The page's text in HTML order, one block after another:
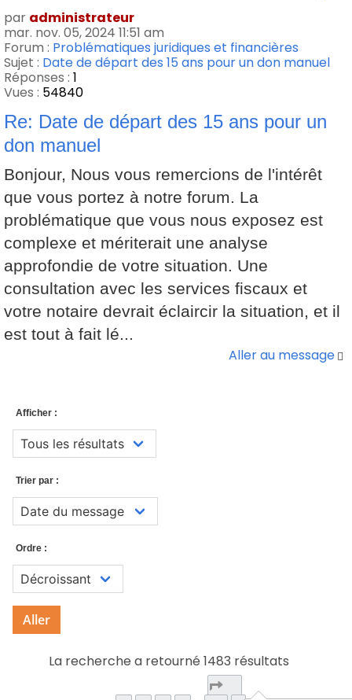
par administrateur
mar. nov. 05, 2024 11:51 am
Forum : Problématiques juridiques et financières
Sujet : Date de départ des 15 ans pour un don manuel
Réponses : 1
Vues : 54840
Re: Date de départ des 15 ans pour un
don manuel
Bonjour, Nous vous remercions de l'intérêt
que vous portez à notre forum. La
problématique que vous nous exposez est
complexe et mériterait une analyse
approfondie de votre situation. Une
consultation avec les services fiscaux et
votre notaire devrait éclaircir la situation, et il
est tout à fait lé...
Aller au message
Afficher :
Trier par :
Ordre :
Aller
La recherche a retourné 1483 résultats